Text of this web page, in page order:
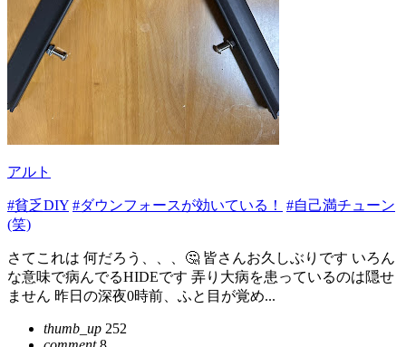
アルト
#貧乏DIY #ダウンフォースが効いている！
#自己満チューン
(笑)
さてこれは 何だろう、、、🤔 皆さんお久しぶりです いろん
な意味で病んでるHIDEです 弄り大病を患っているのは隠せ
ません 昨日の深夜0時前、ふと目が覚め...
thumb_up 252